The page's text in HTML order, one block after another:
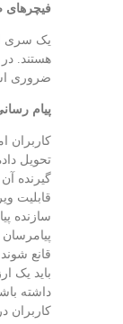
فیچرهای
یک سری
هستند.
ضروری
پیام
کاربران
تحویل
گیرنده
قابلیت
سازنده
قانع
باید یک
داشته
کاربران